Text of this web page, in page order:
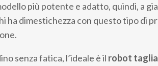
più potente e adatto, quindi, a
ha dimestichezza con questo tipo
senza fatica, l’ideale è il robot